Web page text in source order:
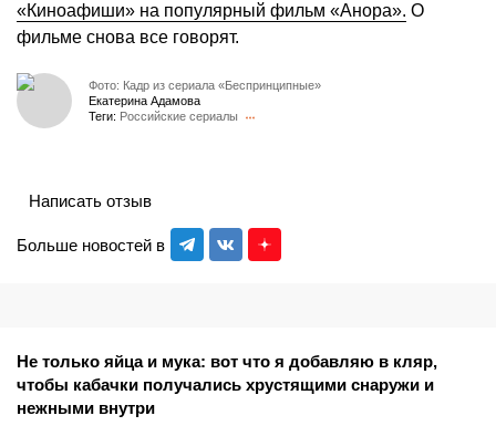
«Киноафиши» на популярный фильм «Анора». О
фильме снова все говорят.
Фото: Кадр из сериала «Беспринципные»
Екатерина Адамова
Теги: Российские сериалы
Больше новостей в
Написать отзыв
Не только яйца и мука: вот что я добавляю в кляр,
чтобы кабачки получались хрустящими снаружи и
нежными внутри